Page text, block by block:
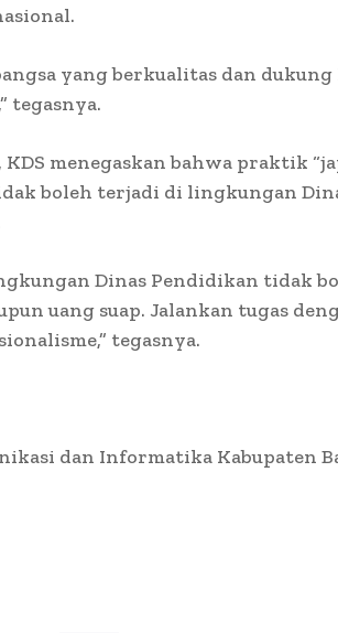
yang berkualitas dan
tegasnya.
menegaskan bahwa praktik
boleh terjadi di lingkungan
Dinas Pendidikan tidak
uang suap. Jalankan tugas
tegasnya.
dan Informatika Kabupaten